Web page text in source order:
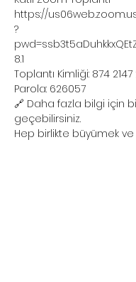
https://
?
8.1
Toplantı Kimliği: 874
Parola: 626057
🔗 Daha fazla bilgi için
geçebilirsiniz.
Hep birlikte büyümek